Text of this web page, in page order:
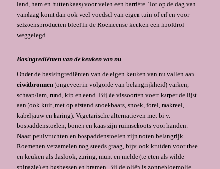
land, ham en huttenkaas) voor velen een barrière. Tot op de dag van
vandaag komt dan ook veel voedsel van eigen tuin of erf en voor
seizoensproducten bleef in de Roemeense keuken een hoofdrol
weggelegd.
Basingrediënten van de keuken van nu
Onder de basisingrediënten van de eigen keuken van nu vallen aan
eiwitbronnen(ongeveer in volgorde van belangrijkheid) varken,
schaap/lam, rund, kip en eend. Bij de vissoorten voert karper de lijst
aan (ook kuit, met op afstand snoekbaars, snoek, forel, makreel,
kabeljauw en haring). Vegetarische alternatieven met bijv.
bospaddenstoelen, bonen en kaas zijn ruimschoots voor handen.
Naast peulvruchten en bospaddenstoelen zijn noten belangrijk.
Roemenen verzamelen nog steeds graag, bijv. ook kruiden voor thee
en keuken als daslook, zuring, munt en melde (te eten als wilde
spinazie) en bosbessen en bramen. Bij de oliën is zonnebloemolie